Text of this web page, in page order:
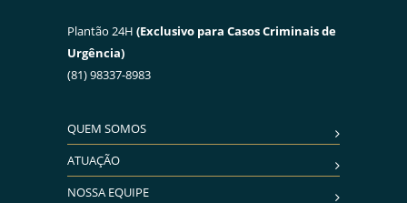
Plantão 24H (Exclusivo para Casos Criminais de
Urgência)
(81) 98337-8983
QUEM SOMOS
ATUAÇÃO
NOSSA EQUIPE